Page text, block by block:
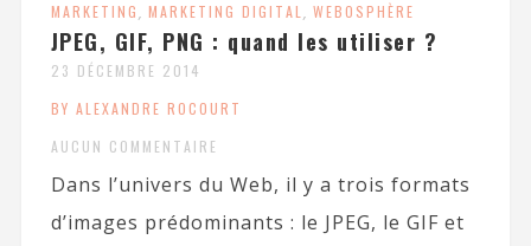
MARKETING, MARKETING DIGITAL, WEBOSPHÈRE
JPEG, GIF, PNG : quand les utiliser ?
23 DÉCEMBRE 2014
BY ALEXANDRE ROCOURT
AUCUN COMMENTAIRE
Dans l’univers du Web, il y a trois formats
d’images prédominants : le JPEG, le GIF et